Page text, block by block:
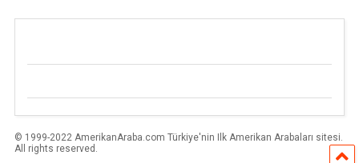
© 1999-2022 AmerikanAraba.com Türkiye'nin Ilk Amerikan Arabaları sitesi.
All rights reserved.